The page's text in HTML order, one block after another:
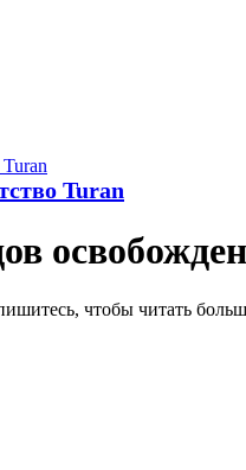
Turan
чтобы читать